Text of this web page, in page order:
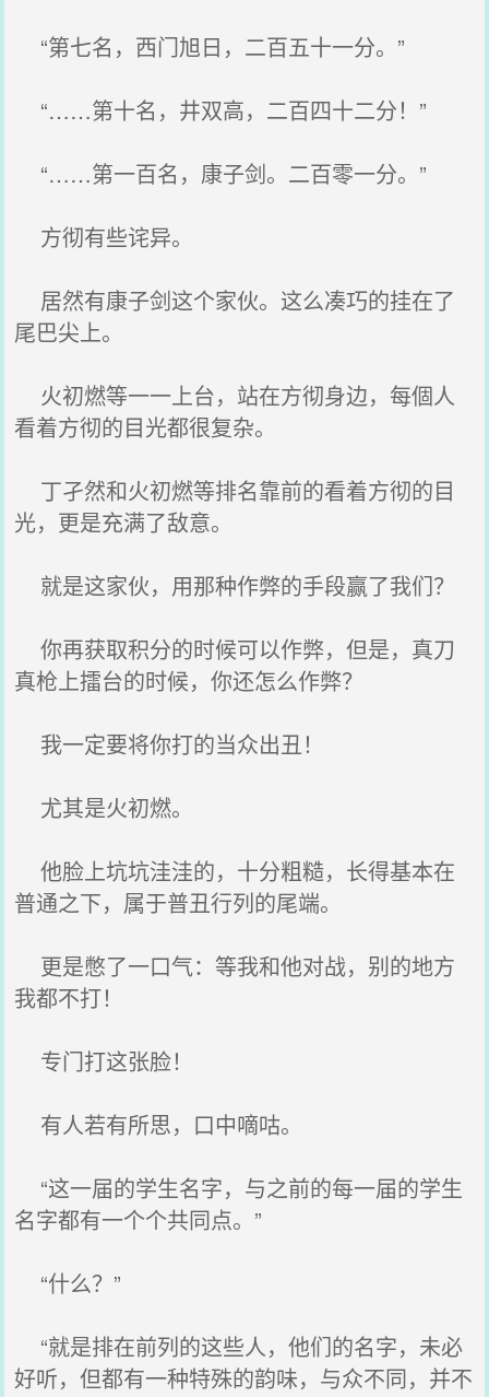
“第七名，西门旭日，二百五十一分。”
“……第十名，井双高，二百四十二分！”
“……第一百名，康子剑。二百零一分。”
方彻有些诧异。
居然有康子剑这个家伙。这么凑巧的挂在了
尾巴尖上。
火初燃等一一上台，站在方彻身边，每個人
看着方彻的目光都很复杂。
丁孑然和火初燃等排名靠前的看着方彻的目
光，更是充满了敌意。
就是这家伙，用那种作弊的手段赢了我们？
你再获取积分的时候可以作弊，但是，真刀
真枪上擂台的时候，你还怎么作弊？
我一定要将你打的当众出丑！
尤其是火初燃。
他脸上坑坑洼洼的，十分粗糙，长得基本在
普通之下，属于普丑行列的尾端。
更是憋了一口气：等我和他对战，别的地方
我都不打！
专门打这张脸！
有人若有所思，口中嘀咕。
“这一届的学生名字，与之前的每一届的学生
名字都有一个个共同点。”
“什么？”
“就是排在前列的这些人，他们的名字，未必
好听，但都有一种特殊的韵味，与众不同，并不